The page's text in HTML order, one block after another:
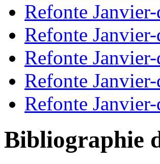
Refonte
Refonte
Refonte
Refonte
Refonte
Bibliographie